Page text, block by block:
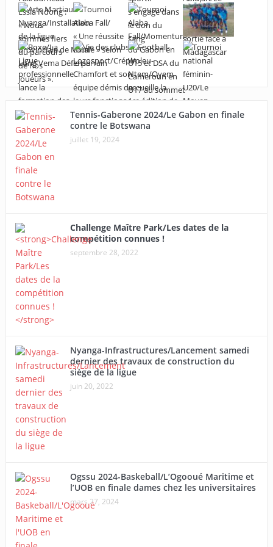
Tennis-Gaberone 2024/Le Gabon en finale
contre le Botswana
juillet 19, 2024
Challenge Maître Park/Les dates de la
compétition connues !
septembre 28, 2022
Nyanga-Infrastructures/Lancement samedi
dernier des travaux de construction du
siège de la ligue
juin 20, 2022
Ogssu 2024-Baskeball/L’Ogooué Maritime et
l’UOB en finale dames chez les universitaires
mars 27, 2024